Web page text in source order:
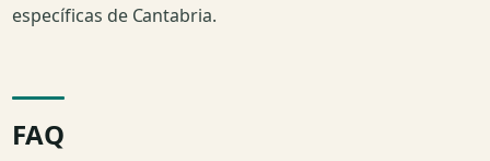
específicas de Cantabria.
FAQ